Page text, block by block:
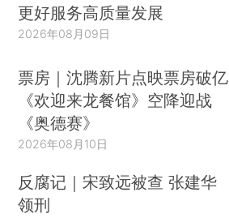
更好服务高质量发展
2026年08月09日
票房｜沈腾新片点映票房破亿
《欢迎来龙餐馆》空降迎战
《奥德赛》
2026年08月10日
反腐记｜宋致远被查 张建华
领刑